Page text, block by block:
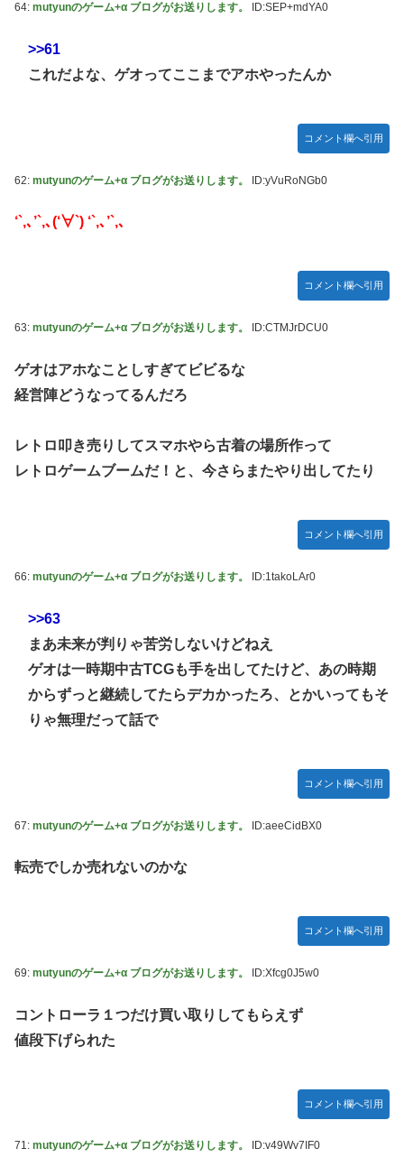
64: mutyunのゲーム+α ブログがお送りします。 ID:SEP+mdYA0
>>61
これだよな、ゲオってここまでアホやったんか
コメント欄へ引用
62: mutyunのゲーム+α ブログがお送りします。 ID:yVuRoNGb0
‘`,､’`,､(‘∀`) ‘`,､’`,､
コメント欄へ引用
63: mutyunのゲーム+α ブログがお送りします。 ID:CTMJrDCU0
ゲオはアホなことしすぎてビビるな
経営陣どうなってるんだろ
レトロ叩き売りしてスマホやら古着の場所作って
レトロゲームブームだ！と、今さらまたやり出してたり
コメント欄へ引用
66: mutyunのゲーム+α ブログがお送りします。 ID:1takoLAr0
>>63
まあ未来が判りゃ苦労しないけどねえ
ゲオは一時期中古TCGも手を出してたけど、あの時期
からずっと継続してたらデカかったろ、とかいってもそ
りゃ無理だって話で
コメント欄へ引用
67: mutyunのゲーム+α ブログがお送りします。 ID:aeeCidBX0
転売でしか売れないのかな
コメント欄へ引用
69: mutyunのゲーム+α ブログがお送りします。 ID:Xfcg0J5w0
コントローラ１つだけ買い取りしてもらえず
値段下げられた
コメント欄へ引用
71: mutyunのゲーム+α ブログがお送りします。 ID:v49Wv7IF0